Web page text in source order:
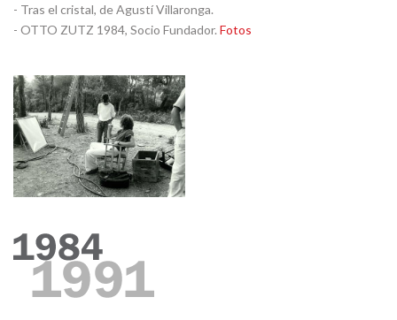
- Tras el cristal, de Agustí Villaronga.
- OTTO ZUTZ 1984, Socio Fundador. Fotos